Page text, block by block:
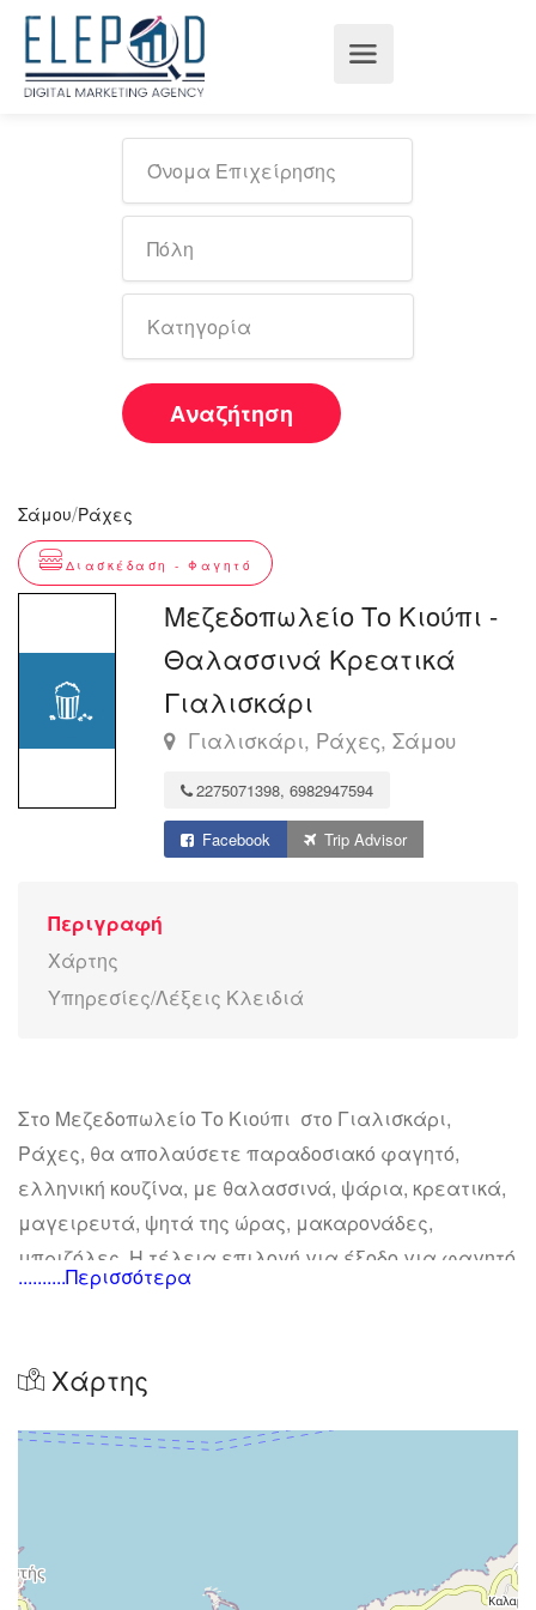
Αναζήτηση
Σάμου/Ράχες
Διασκέδαση - Φαγητό
Μεζεδοπωλείο Το Κιούπι -
Θαλασσινά Κρεατικά
Γιαλισκάρι
Γιαλισκάρι, Ράχες, Σάμου
2275071398, 6982947594
Facebook Trip Advisor
Περιγραφή
Χάρτης
Υπηρεσίες/Λέξεις Κλειδιά
Στο Μεζεδοπωλείο Το Κιούπι στο Γιαλισκάρι,
Ράχες, θα απολαύσετε παραδοσιακό φαγητό,
ελληνική κουζίνα, με θαλασσινά, ψάρια, κρεατικά,
μαγειρευτά, ψητά της ώρας, μακαρονάδες,
μπριζόλες. Η τέλεια επιλογή για έξοδο για φαγητό
με θέα θάλασσα!
..........Περισσότερα
Χάρτης